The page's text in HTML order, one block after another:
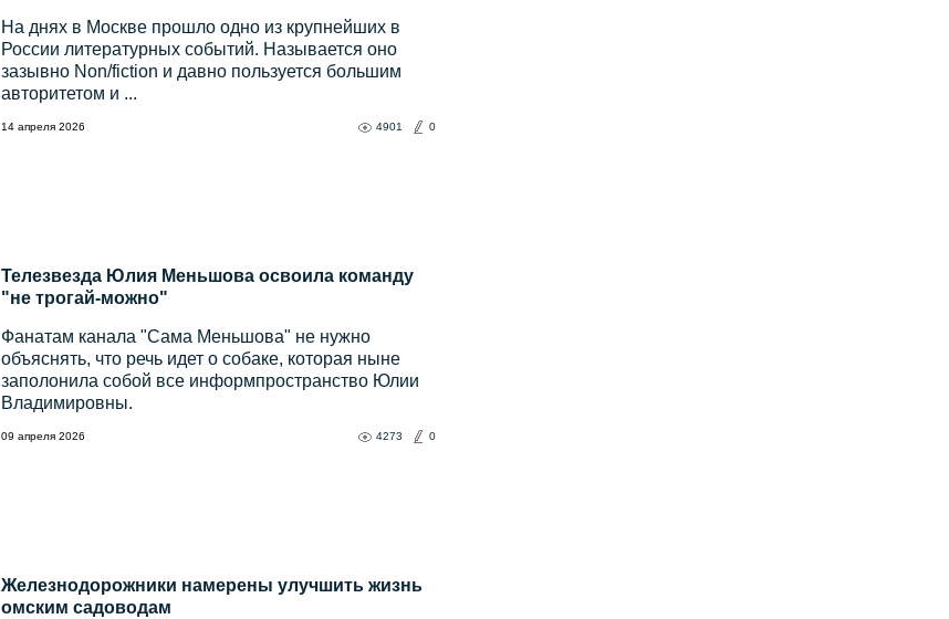
На днях в Москве прошло одно из крупнейших в
России литературных событий. Называется оно
зазывно Non/fiction и давно пользуется большим
авторитетом и ...
14 апреля 2026 4901 0
Телезвезда Юлия Меньшова освоила команду
"не трогай-можно"
Фанатам канала "Сама Меньшова" не нужно
объяснять, что речь идет о собаке, которая ныне
заполонила собой все информпространство Юлии
Владимировны.
09 апреля 2026 4273 0
Железнодорожники намерены улучшить жизнь
омским садоводам